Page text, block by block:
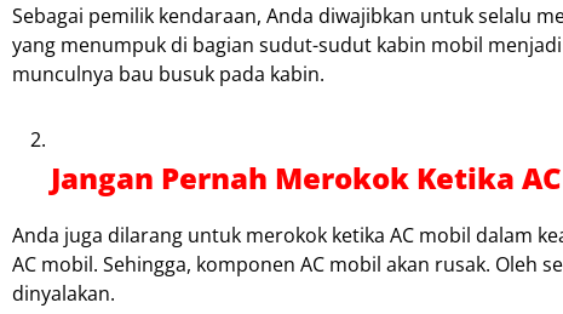
Sebagai pemilik kendaraan, Anda diwajibkan untuk selalu
yang menumpuk di bagian sudut-sudut kabin mobil
munculnya bau busuk pada kabin.
Jangan Pernah Merokok Ketika
Anda juga dilarang untuk merokok ketika AC mobil dalam
AC mobil. Sehingga, komponen AC mobil akan rusak. Oleh
dinyalakan.